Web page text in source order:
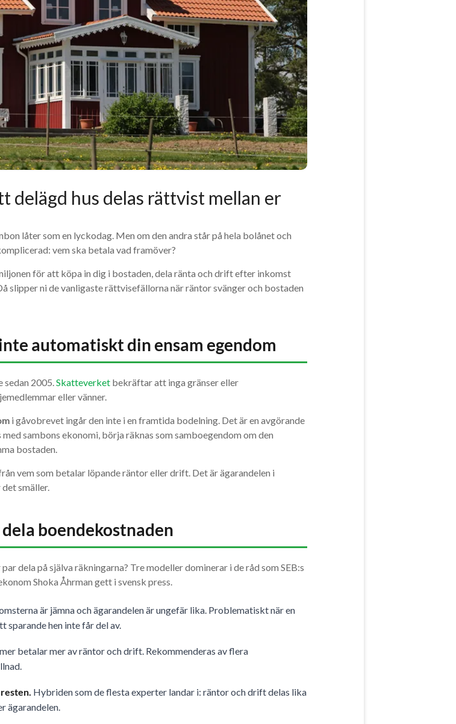
delägd hus delas rättvist mellan er
låter som en lyckodag. Men om den andra står på hela bolånet och
vem ska betala vad framöver?
för att köpa in dig i bostaden, dela ränta och drift efter inkomst
slipper ni de vanligaste rättvisefällorna när räntor svänger och bostaden
automatiskt din ensam egendom
sedan 2005.Skatteverket bekräftar att inga gränser eller
eller vänner.
i gåvobrevet ingår den inte i en framtida bodelning. Det är en avgörande
sambons ekonomi, börja räknas som samboegendom om den
bostaden.
vem som betalar löpande räntor eller drift. Det är ägarandelen i
smäller.
boendekostnaden
dela på själva räkningarna? Tre modeller dominerar i de råd som SEB:s
Shoka Åhrman gett i svensk press.
är jämna och ägarandelen är ungefär lika. Problematiskt när en
sparande hen inte får del av.
betalar mer av räntor och drift. Rekommenderas av flera
Hybriden som de flesta experter landar i: räntor och drift delas lika
ägarandelen.